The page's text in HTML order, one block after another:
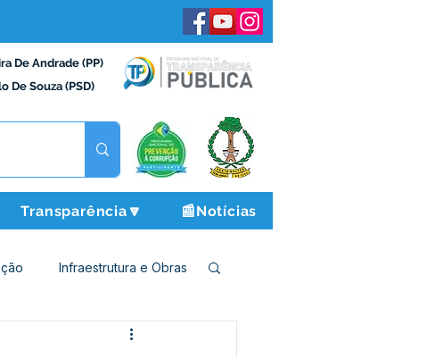
De Andrade (PP)
De Souza (PSD)
Transparência🔽 📰Notícias
Infraestrutura e Obras